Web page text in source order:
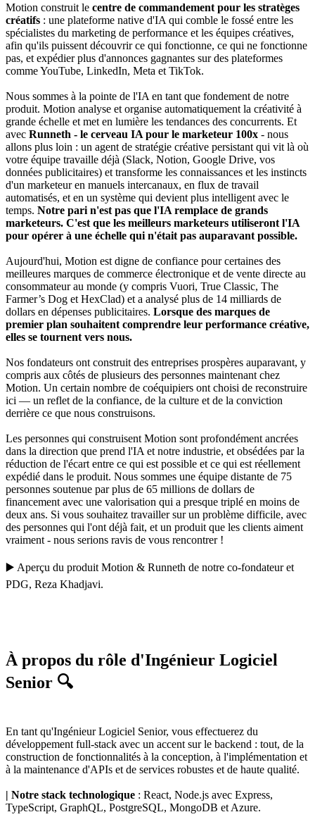
Motion construit le centre de commandement pour les stratèges
créatifs : une plateforme native d'IA qui comble le fossé entre les
spécialistes du marketing de performance et les équipes créatives,
afin qu'ils puissent découvrir ce qui fonctionne, ce qui ne fonctionne
pas, et expédier plus d'annonces gagnantes sur des plateformes
comme YouTube, LinkedIn, Meta et TikTok.
Nous sommes à la pointe de l'IA en tant que fondement de notre
produit. Motion analyse et organise automatiquement la créativité à
grande échelle et met en lumière les tendances des concurrents. Et
avec Runneth - le cerveau IA pour le marketeur 100x - nous
allons plus loin : un agent de stratégie créative persistant qui vit là où
votre équipe travaille déjà (Slack, Notion, Google Drive, vos
données publicitaires) et transforme les connaissances et les instincts
d'un marketeur en manuels intercanaux, en flux de travail
automatisés, et en un système qui devient plus intelligent avec le
temps. Notre pari n'est pas que l'IA remplace de grands
marketeurs. C'est que les meilleurs marketeurs utiliseront l'IA
pour opérer à une échelle qui n'était pas auparavant possible.
Aujourd'hui, Motion est digne de confiance pour certaines des
meilleures marques de commerce électronique et de vente directe au
consommateur au monde (y compris Vuori, True Classic, The
Farmer’s Dog et HexClad) et a analysé plus de 14 milliards de
dollars en dépenses publicitaires. Lorsque des marques de
premier plan souhaitent comprendre leur performance créative,
elles se tournent vers nous.
Nos fondateurs ont construit des entreprises prospères auparavant, y
compris aux côtés de plusieurs des personnes maintenant chez
Motion. Un certain nombre de coéquipiers ont choisi de reconstruire
ici — un reflet de la confiance, de la culture et de la conviction
derrière ce que nous construisons.
Les personnes qui construisent Motion sont profondément ancrées
dans la direction que prend l'IA et notre industrie, et obsédées par la
réduction de l'écart entre ce qui est possible et ce qui est réellement
expédié dans le produit. Nous sommes une équipe distante de 75
personnes soutenue par plus de 65 millions de dollars de
financement avec une valorisation qui a presque triplé en moins de
deux ans. Si vous souhaitez travailler sur un problème difficile, avec
des personnes qui l'ont déjà fait, et un produit que les clients aiment
vraiment - nous serions ravis de vous rencontrer !
▶️ Aperçu du produit Motion & Runneth de notre co-fondateur et
PDG, Reza Khadjavi.
À propos du rôle d'Ingénieur Logiciel
Senior 🔍
En tant qu'Ingénieur Logiciel Senior, vous effectuerez du
développement full-stack avec un accent sur le backend : tout, de la
construction de fonctionnalités à la conception, à l'implémentation et
à la maintenance d'APIs et de services robustes et de haute qualité.
| Notre stack technologique : React, Node.js avec Express,
TypeScript, GraphQL, PostgreSQL, MongoDB et Azure.